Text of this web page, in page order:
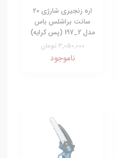
اره زنجیری شارژی ۲۰
سانت براشلس باس
مدل 2_197 (پس کرایه)
3,050,000 تومان
ناموجود